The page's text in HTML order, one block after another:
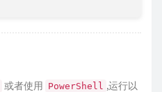
或者使用 PowerShell ,运行以